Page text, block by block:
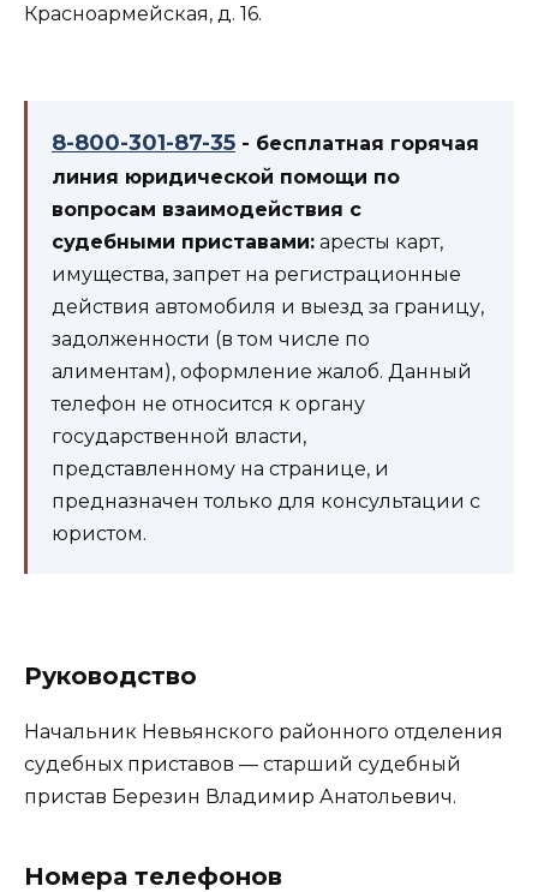
Красноармейская, д. 16.
8-800-301-87-35 - бесплатная горячая
линия юридической помощи по
вопросам взаимодействия с
судебными приставами: аресты карт,
имущества, запрет на регистрационные
действия автомобиля и выезд за границу,
задолженности (в том числе по
алиментам), оформление жалоб. Данный
телефон не относится к органу
государственной власти,
представленному на странице, и
предназначен только для консультации с
юристом.
Руководство
Начальник Невьянского районного отделения
судебных приставов — старший судебный
пристав Березин Владимир Анатольевич.
Номера телефонов